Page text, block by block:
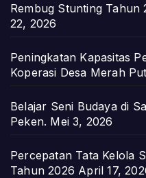
Rembug Stunting Tahun
22, 2026
Peningkatan Kapasitas
Koperasi Desa Merah
Belajar Seni Budaya di
Peken. Mei 3, 2026
Percepatan Tata Kelola
Tahun 2026 April 17,